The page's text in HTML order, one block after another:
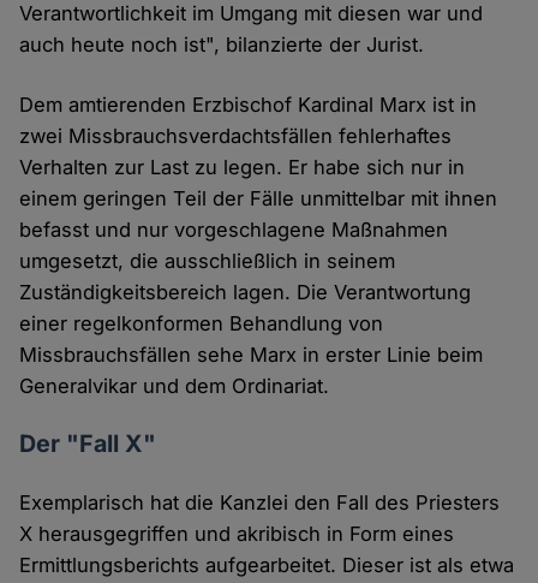
Verantwortlichkeit im Umgang mit diesen war und
auch heute noch ist", bilanzierte der Jurist.
Dem amtierenden Erzbischof Kardinal Marx ist in
zwei Missbrauchsverdachtsfällen fehlerhaftes
Verhalten zur Last zu legen. Er habe sich nur in
einem geringen Teil der Fälle unmittelbar mit ihnen
befasst und nur vorgeschlagene Maßnahmen
umgesetzt, die ausschließlich in seinem
Zuständigkeitsbereich lagen. Die Verantwortung
einer regelkonformen Behandlung von
Missbrauchsfällen sehe Marx in erster Linie beim
Generalvikar und dem Ordinariat.
Der "Fall X"
Exemplarisch hat die Kanzlei den Fall des Priesters
X herausgegriffen und akribisch in Form eines
Ermittlungsberichts aufgearbeitet. Dieser ist als etwa